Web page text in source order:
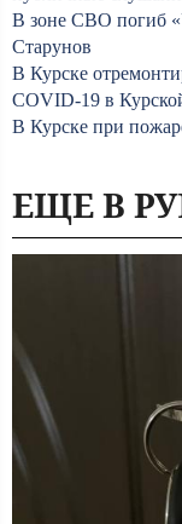
В зоне СВО погиб
Старунов
В Курске
COVID-19 в
В Курске при
ЕЩЕ В